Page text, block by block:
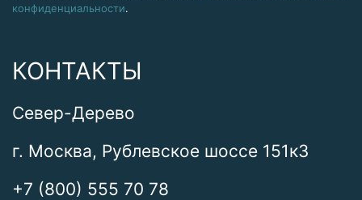
конфиденциальности.
КОНТАКТЫ
Север-Дерево
г. Москва, Рублевское шоссе 151к3
+7 (800) 555 70 78